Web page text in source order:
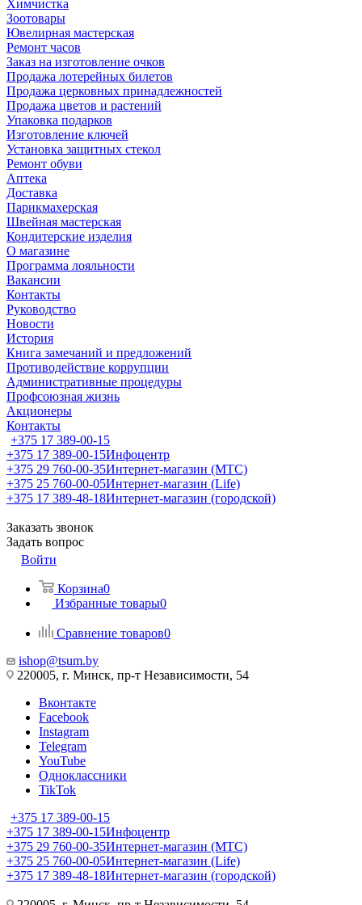
Химчистка
Зоотовары
Ювелирная мастерская
Ремонт часов
Заказ на изготовление очков
Продажа лотерейных билетов
Продажа церковных принадлежностей
Продажа цветов и растений
Упаковка подарков
Изготовление ключей
Установка защитных стекол
Ремонт обуви
Аптека
Доставка
Парикмахерская
Швейная мастерская
Кондитерские изделия
О магазине
Программа лояльности
Вакансии
Контакты
Руководство
Новости
История
Книга замечаний и предложений
Противодействие коррупции
Административные процедуры
Профсоюзная жизнь
Акционеры
Контакты
+375 17 389-00-15
+375 17 389-00-15Инфоцентр
+375 29 760-00-35Интернет-магазин (МТС)
+375 25 760-00-05Интернет-магазин (Life)
+375 17 389-48-18Интернет-магазин (городской)
Заказать звонок
Задать вопрос
Войти
Корзина0
Избранные товары0
Сравнение товаров0
ishop@tsum.by
220005, г. Минск, пр-т Независимости, 54
Вконтакте
Facebook
Instagram
Telegram
YouTube
Одноклассники
TikTok
+375 17 389-00-15
+375 17 389-00-15Инфоцентр
+375 29 760-00-35Интернет-магазин (МТС)
+375 25 760-00-05Интернет-магазин (Life)
+375 17 389-48-18Интернет-магазин (городской)